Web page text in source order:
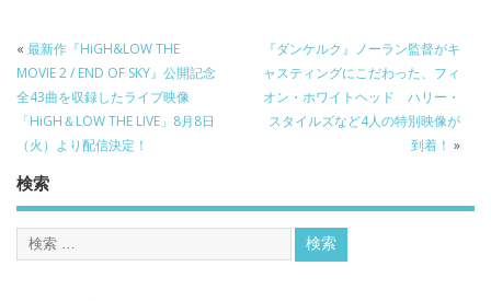
« 最新作『HiGH&LOW THE
MOVIE 2 / END OF SKY』公開記念
全43曲を収録したライブ映像
「HiGH＆LOW THE LIVE」8月8日
（火）より配信決定！
『ダンケルク』ノーラン監督がキ
ャスティングにこだわった、フィ
オン・ホワイトヘッド ハリー・
スタイルズなど4人の特別映像が
到着！ »
検索